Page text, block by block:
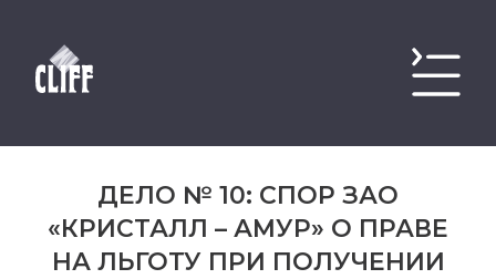
ДЕЛО № 10: СПОР ЗАО
«КРИСТАЛЛ – АМУР» О ПРАВЕ
НА ЛЬГОТУ ПРИ ПОЛУЧЕНИИ